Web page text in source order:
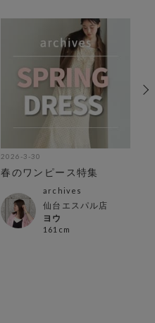
2026-3-30
春のワンピース特集
archives
仙台エスパル店
ヨウ
161cm